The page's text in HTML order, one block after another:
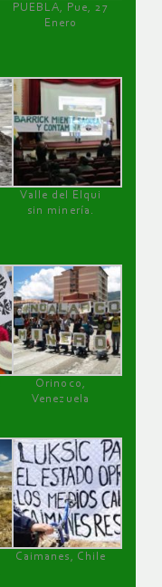
PUEBLA, Pue, 27
Enero
Valle del Elqui
sin minería.
Orinoco,
Venezuela
Caimanes, Chile